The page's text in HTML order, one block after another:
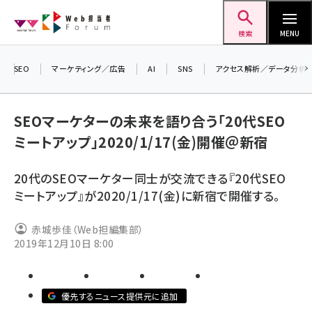
ン
検索 MENU
ai (2801)
note (2310)
z世代 (1620)
SEO マーケティング／広告 AI SNS アクセス解析／データ分析
SEOマーケターの未来を語り合う「20代SEO
ミートアップ」2020/1/17(金)開催＠新宿
20代のSEOマーケター同士が交流できる『20代SEO
ミートアップ』が2020/1/17(金)に新宿で開催する。
赤城歩佳（Web担編集部）
2019年12月10日 8:00
優先するニュース提供元に追加